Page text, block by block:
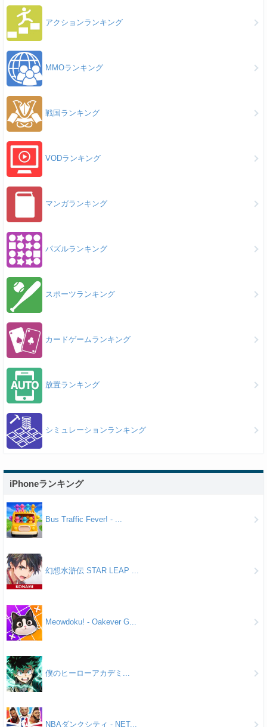
アクションランキング
MMOランキング
戦国ランキング
VODランキング
マンガランキング
パズルランキング
スポーツランキング
カードゲームランキング
放置ランキング
シミュレーションランキング
iPhoneランキング
Bus Traffic Fever! - ...
幻想水滸伝 STAR LEAP ...
Meowdoku! - Oakever G...
僕のヒーローアカデミ...
NBAダンクシティ - NET...